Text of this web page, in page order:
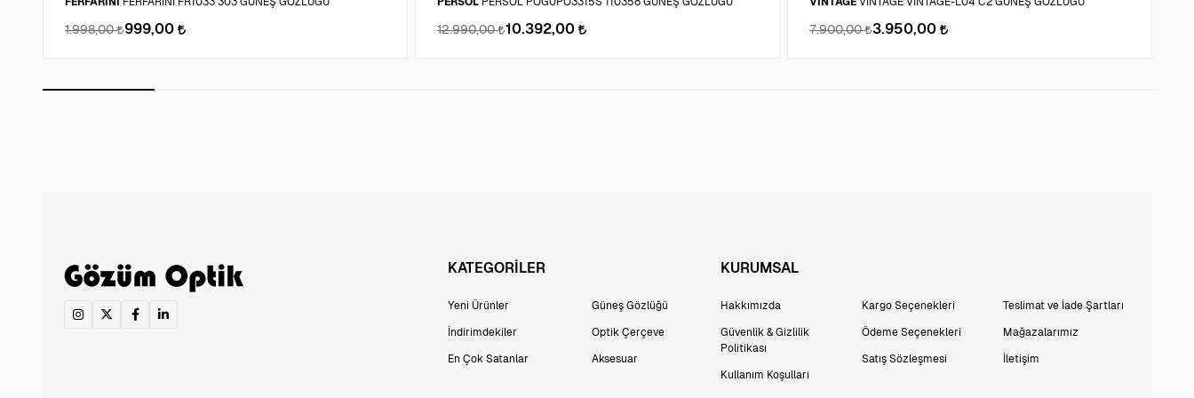
1.998,00 999,00 12.990,00 10.392,00 7.900,00 3.950,00
KATEGORİLER
Yeni Ürünler
İndirimdekiler
En Çok Satanlar
Güneş Gözlüğü
Optik Çerçeve
Aksesuar
KURUMSAL
Hakkımızda
Güvenlik & Gizlilik
Politikası
Kullanım Koşulları
Kargo Seçenekleri
Ödeme Seçenekleri
Satış Sözleşmesi
Teslimat ve İade Şartları
Mağazalarımız
İletişim